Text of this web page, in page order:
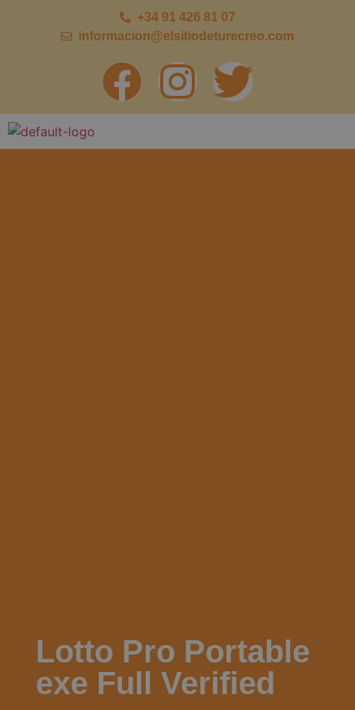
+34 91 426 81 07
informacion@elsitiodeturecreo.com
Lotto Pro Portable
exe Full Verified